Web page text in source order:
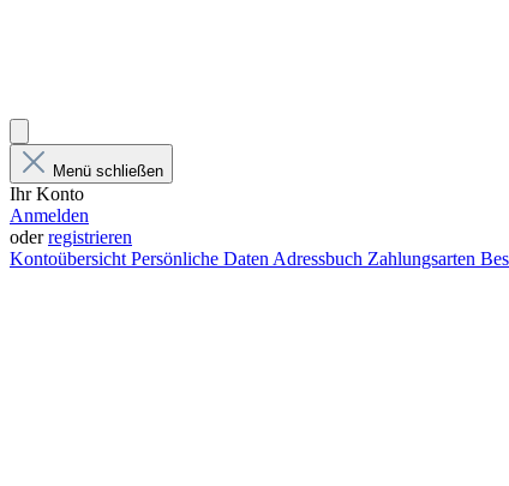
Menü schließen
Ihr Konto
Anmelden
oderregistrieren
KontoübersichtPersönliche DatenAdressbuch Zahlungsarten